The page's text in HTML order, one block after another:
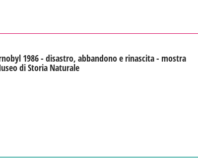
1986 - disastro, abbandono e rinascita - mostra
di Storia Naturale